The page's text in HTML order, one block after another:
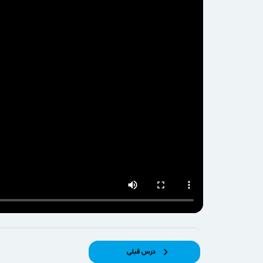
درس قبلی